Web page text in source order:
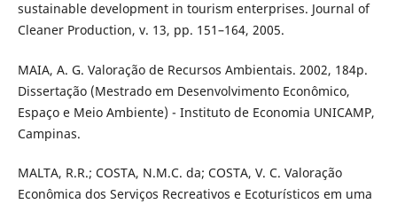
sustainable development in tourism enterprises. Journal of
Cleaner Production, v. 13, pp. 151–164, 2005.
MAIA, A. G. Valoração de Recursos Ambientais. 2002, 184p.
Dissertação (Mestrado em Desenvolvimento Econômico,
Espaço e Meio Ambiente) - Instituto de Economia UNICAMP,
Campinas.
MALTA, R.R.; COSTA, N.M.C. da; COSTA, V. C. Valoração
Econômica dos Serviços Recreativos e Ecoturísticos em uma